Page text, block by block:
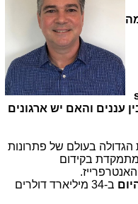
עננים והאם יש ארגונים
בעולם של פתרונות
ומתמקדת בקידום
ב-34 מיליארד דולרים